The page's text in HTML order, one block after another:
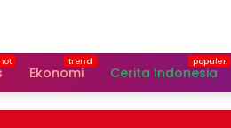
Ekonomi Cerita Indonesia